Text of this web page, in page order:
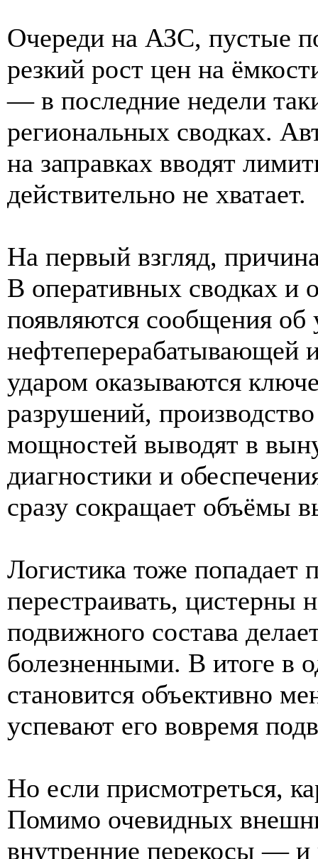
Очереди на АЗС, пустые
резкий рост цен на
— в последние недели
региональных сводках.
на заправках вводят
действительно не хватает.
На первый взгляд,
В оперативных сводках и
появляются сообщения об
нефтеперерабатывающей
ударом оказываются
разрушений,
мощностей выводят в
диагностики и
сразу сокращает объёмы
Логистика тоже попадает
перестраивать, цистерны
подвижного состава
болезненными. В итоге в
становится объективно
успевают его вовремя
Но если присмотреться,
Помимо очевидных
внутренние перекосы — и